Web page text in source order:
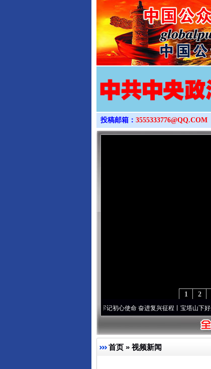
投稿邮箱： 3555333776@QQ.COM
2
1
牢记初心使命 奋进复兴征程丨宝塔山下好光景..·[视频]因
首页 » 视频新闻